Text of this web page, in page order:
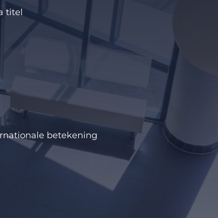
titel
betekening